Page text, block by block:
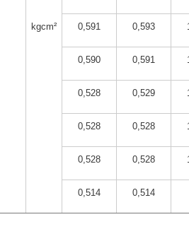
kgcm² 0,591 0,593
0,590 0,591
0,528 0,529
0,528 0,528
0,528 0,528
0,514 0,514